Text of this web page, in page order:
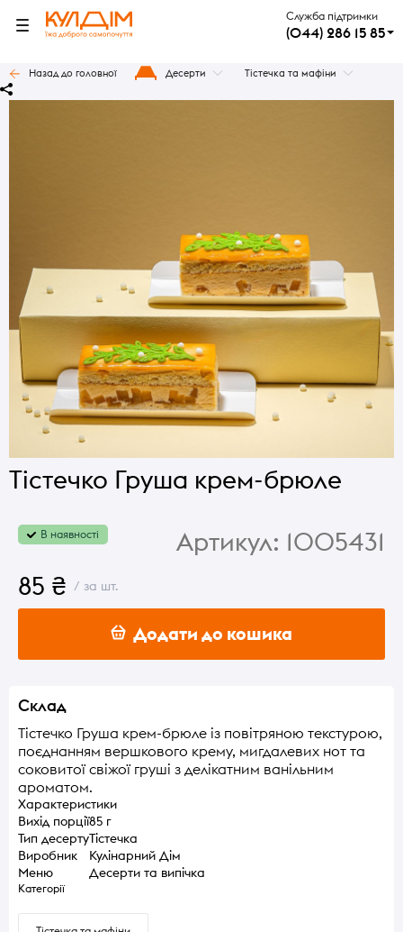
Служба підтримки
(044) 286 15 85
Назад до головної Десерти Тістечка та мафіни
Тістечко Груша крем-брюле
В наявності Артикул: 1005431
85 ₴ / за шт.
Додати до кошика
Склад
Тістечко Груша крем-брюле із повітряною текстурою,
поєднанням вершкового крему, мигдалевих нот та
соковитої свіжої груші з делікатним ванільним
ароматом.
Характеристики
Вихід порції85 г
Тип десертуТістечка
Виробник
Кулінарний Дім
Меню
Десерти та випічка
Категорії